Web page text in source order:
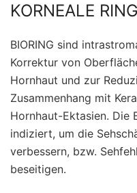
KORNEALE
BIORING sind
Korrektur von
Hornhaut und zur
Zusammenhang mit
Hornhaut-Ektasien. Die
indiziert, um die
verbessern, bzw.
beseitigen.